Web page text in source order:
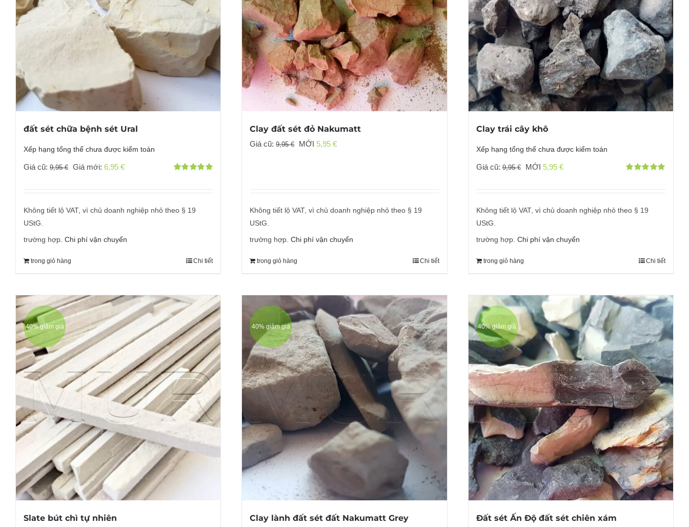
đất sét chữa bệnh sét Ural
Xếp hạng tổng thể chưa được kiểm toán
Giá cũ: 9,95€ Giá
9,95 €
Giá mới: 6,95 €Giá
là:
Không tiết lộ VAT, vì chủ doanh nghiệp nhỏ theo § 19
UStG.
trường hợp. Chi phí vận chuyển
trong giỏ hàng Chi tiết
Clay đất sét đỏ Nakumatt
Giá cũ: 9,95€
Giá
MỚI 5,95€Giá
Không tiết lộ VAT, vì chủ doanh nghiệp nhỏ theo § 19
UStG.
trường hợp.Chi phí vận chuyển
trong giỏ hàng Chi tiết
Clay trái cây khô
Xếp hạng tổng thể chưa được kiểm toán
Giá cũ: 9,95€
Giá
9,95 €
MỚI 5,95 €Giá
là:
Không tiết lộ VAT, vì chủ doanh nghiệp nhỏ theo § 19
UStG.
trường hợp. Chi phí vận chuyển
trong giỏ hàng Chi tiết
40% giảm giá
Slate bút chì tự nhiên
40% giảm giá
Clay lành đất sét đất Nakumatt Grey
40% giảm giá
Đất sét Ấn Độ đất sét chiên xám